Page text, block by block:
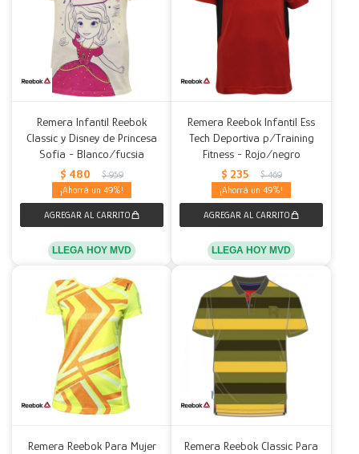
Remera Infantil Reebok
Classic y Disney de Princesa
Sofía - Blanco/fucsia
$ 480 $ 959
49
LLEGA HOY MVD
Remera Reebok Infantil Ess
Tech Deportiva p/Training
Fitness - Rojo/negro
$ 235 $ 469
49
LLEGA HOY MVD
Remera Reebok Para Mujer
Remera Reebok Classic Para